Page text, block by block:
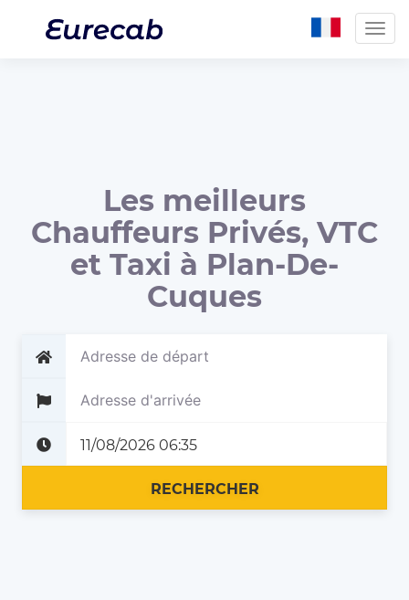
Les meilleurs
Chauffeurs Privés, VTC
et Taxi à Plan-De-
Cuques
RECHERCHER